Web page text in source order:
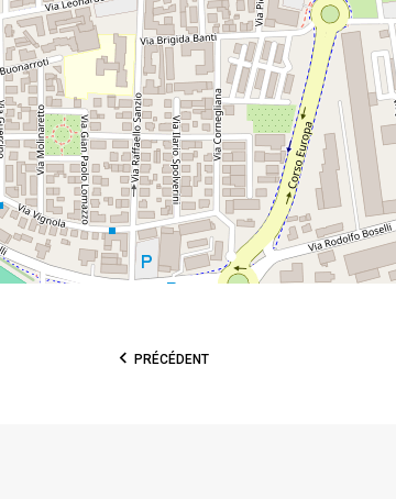
PRÉCÉDENT